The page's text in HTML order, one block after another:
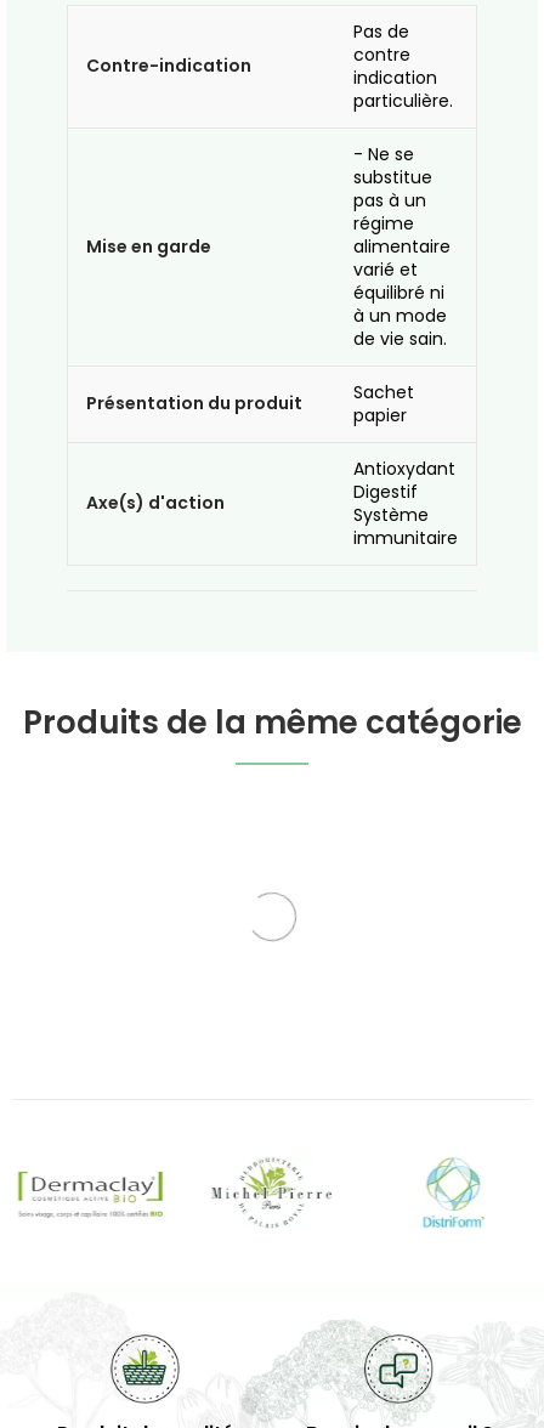
Contre-indication
Pas de
contre
indication
particulière.
Mise en garde
- Ne se
substitue
pas à un
régime
alimentaire
varié et
équilibré ni
à un mode
de vie sain.
Présentation du produit
Sachet
papier
Axe(s) d'action
Antioxydant
Digestif
Système
immunitaire
Produits de la même catégorie